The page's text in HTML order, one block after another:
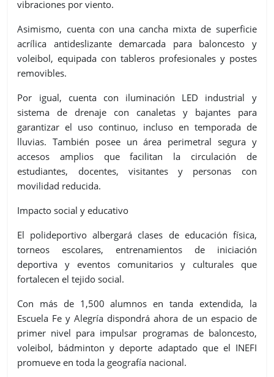
vibraciones por viento.
Asimismo, cuenta con una cancha mixta de superficie
acrílica antideslizante demarcada para baloncesto y
voleibol, equipada con tableros profesionales y postes
removibles.
Por igual, cuenta con iluminación LED industrial y
sistema de drenaje con canaletas y bajantes para
garantizar el uso continuo, incluso en temporada de
lluvias. También posee un área perimetral segura y
accesos amplios que facilitan la circulación de
estudiantes, docentes, visitantes y personas con
movilidad reducida.
Impacto social y educativo
El polideportivo albergará clases de educación física,
torneos escolares, entrenamientos de iniciación
deportiva y eventos comunitarios y culturales que
fortalecen el tejido social.
Con más de 1,500 alumnos en tanda extendida, la
Escuela Fe y Alegría dispondrá ahora de un espacio de
primer nivel para impulsar programas de baloncesto,
voleibol, bádminton y deporte adaptado que el INEFI
promueve en toda la geografía nacional.